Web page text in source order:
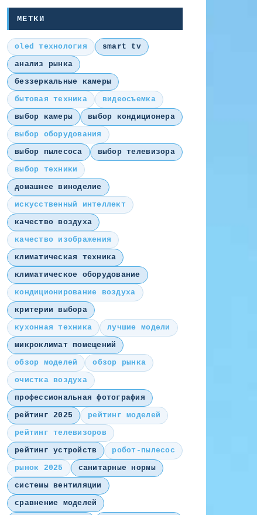
МЕТКИ
oled технология
smart tv
анализ рынка
беззеркальные камеры
бытовая техника
видеосъемка
выбор камеры
выбор кондиционера
выбор оборудования
выбор пылесоса
выбор телевизора
выбор техники
домашнее виноделие
искусственный интеллект
качество воздуха
качество изображения
климатическая техника
климатическое оборудование
кондиционирование воздуха
критерии выбора
кухонная техника
лучшие модели
микроклимат помещений
обзор моделей
обзор рынка
очистка воздуха
профессиональная фотография
рейтинг 2025
рейтинг моделей
рейтинг телевизоров
рейтинг устройств
робот-пылесос
рынок 2025
санитарные нормы
системы вентиляции
сравнение моделей